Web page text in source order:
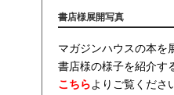
書店様展開写真
マガジンハウスの本を
書店様の様子を紹介す
こちらよりご覧くださ